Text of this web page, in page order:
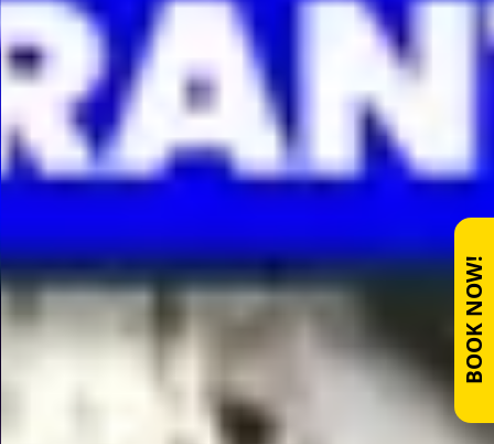
BOOK NOW!